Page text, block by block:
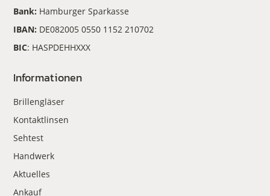
Bank: Hamburger Sparkasse
IBAN: DE082005 0550 1152 210702
BIC: HASPDEHHXXX
Informationen
Brillengläser
Kontaktlinsen
Sehtest
Handwerk
Aktuelles
Ankauf